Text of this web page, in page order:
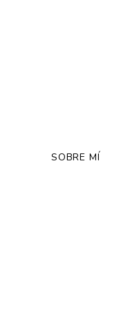
SOBRE MÍ